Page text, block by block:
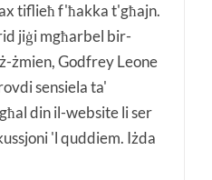
tiflieħ f'ħakka t'għajn.
jiġi mgħarbel bir-
żmien, Godfrey Leone
sensiela ta'
din il-website li ser
'l quddiem. Iżda